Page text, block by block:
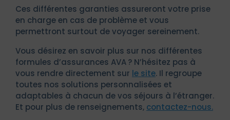
Ces différentes garanties assureront votre prise
en charge en cas de problème et vous
permettront surtout de voyager sereinement.
Vous désirez en savoir plus sur nos différentes
formules d’assurances AVA ? N’hésitez pas à
vous rendre directement sur le site. Il regroupe
toutes nos solutions personnalisées et
adaptables à chacun de vos séjours à l’étranger.
Et pour plus de renseignements, contactez-nous.